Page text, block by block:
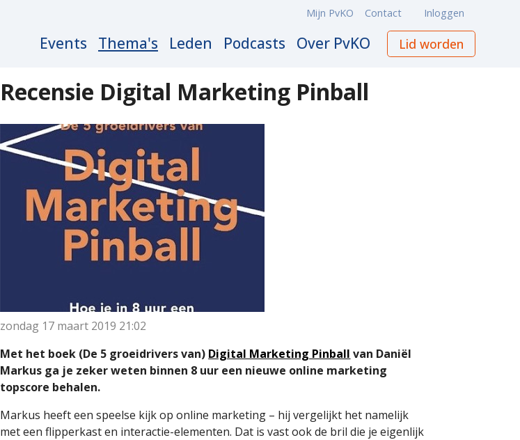
navigation
Events Thema's Leden Podcasts Over PvKO Lid worden
Meta
Mijn PvKO Contact Inloggen
Recensie Digital Marketing Pinball
zondag 17 maart 2019 21:02
Met het boek (De 5 groeidrivers van) Digital Marketing Pinball van Daniël
Markus ga je zeker weten binnen 8 uur een nieuwe online marketing
topscore behalen.
Markus heeft een speelse kijk op online marketing – hij vergelijkt het namelijk
met een flipperkast en interactie-elementen. Dat is vast ook de bril die je eigenlijk